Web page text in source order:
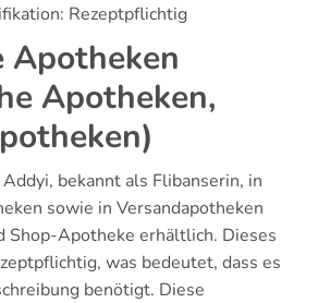
Rezeptpflichtig
Apotheken
Apotheken,
bekannt als Flibanserin, in
sowie in Versandapotheken
Shop-Apotheke erhältlich. Dieses
was bedeutet, dass es
benötigt. Diese